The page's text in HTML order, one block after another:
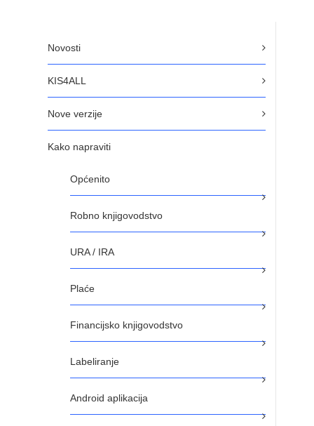
Novosti
KIS4ALL
Nove verzije
Kako napraviti
Općenito
Robno knjigovodstvo
URA / IRA
Plaće
Financijsko knjigovodstvo
Labeliranje
Android aplikacija